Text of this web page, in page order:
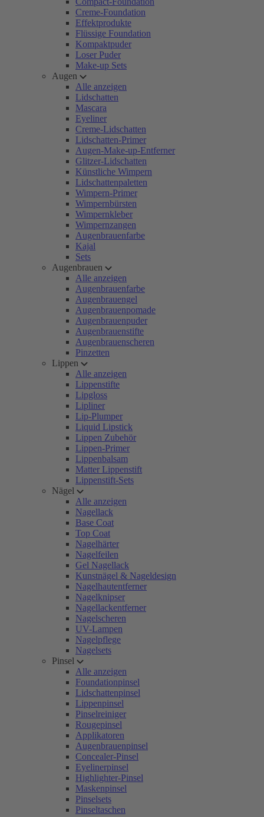
Creme-Foundation
Effektprodukte
Flüssige Foundation
Kompaktpuder
Loser Puder
Make-up Sets
Augen
Alle anzeigen
Lidschatten
Mascara
Eyeliner
Creme-Lidschatten
Lidschatten-Primer
Augen-Make-up-Entferner
Glitzer-Lidschatten
Künstliche Wimpern
Lidschattenpaletten
Wimpern-Primer
Wimpernbürsten
Wimpernkleber
Wimpernzangen
Augenbrauenfarbe
Kajal
Sets
Augenbrauen
Alle anzeigen
Augenbrauenfarbe
Augenbrauengel
Augenbrauenpomade
Augenbrauenpuder
Augenbrauenstifte
Augenbrauenscheren
Pinzetten
Lippen
Alle anzeigen
Lippenstifte
Lipgloss
Lipliner
Lip-Plumper
Liquid Lipstick
Lippen Zubehör
Lippen-Primer
Lippenbalsam
Matter Lippenstift
Lippenstift-Sets
Nägel
Alle anzeigen
Nagellack
Base Coat
Top Coat
Nagelhärter
Nagelfeilen
Gel Nagellack
Kunstnägel & Nageldesign
Nagelhautentferner
Nagelknipser
Nagellackentferner
Nagelscheren
UV-Lampen
Nagelpflege
Nagelsets
Pinsel
Alle anzeigen
Foundationpinsel
Lidschattenpinsel
Lippenpinsel
Pinselreiniger
Rougepinsel
Applikatoren
Augenbrauenpinsel
Concealer-Pinsel
Eyelinerpinsel
Highlighter-Pinsel
Maskenpinsel
Pinselsets
Pinseltaschen